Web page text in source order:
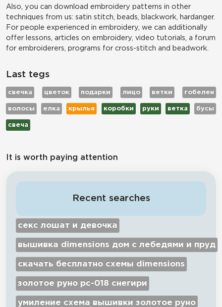
Also, you can download embroidery patterns in other
techniques from us: satin stitch, beads, blackwork, hardanger.
For people experienced in embroidery, we can additionally
offer lessons, articles on embroidery, video tutorials, a forum
for embroiderers, programs for cross-stitch and beadwork.
Last tegs
свечка цветок подарки лицо ветки гобелен
волосы елка крылья коробки руки ветка бусы
свеча
It is worth paying attention
Recent searches
секс лошат и девочка
вышивка dimensions дом с лебедями и пруд
скачать бесплатно схемы dimensions
золотое руно рс-018 снегири
умиление схема вышивки золотое руно